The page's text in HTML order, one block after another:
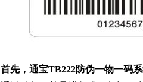
首先，通宝TB222防伪一物一码